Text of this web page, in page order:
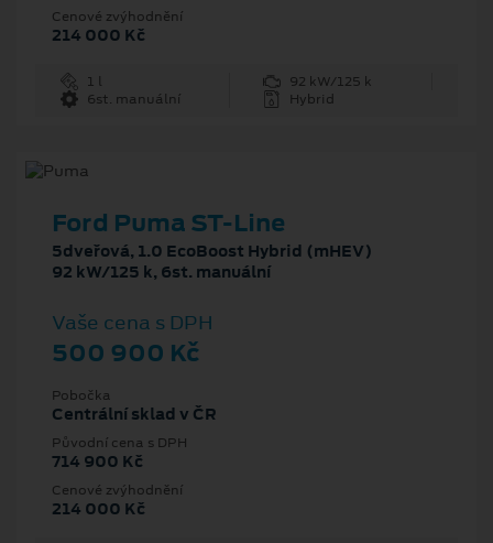
Cenové zvýhodnění
214 000 Kč
1 l
92 kW/125 k
6st. manuální
Hybrid
Ford Puma ST-Line
5dveřová, 1.0 EcoBoost Hybrid (mHEV)
92 kW/125 k, 6st. manuální
Vaše cena s DPH
500 900 Kč
Pobočka
Centrální sklad v ČR
Původní cena s DPH
714 900 Kč
Cenové zvýhodnění
214 000 Kč